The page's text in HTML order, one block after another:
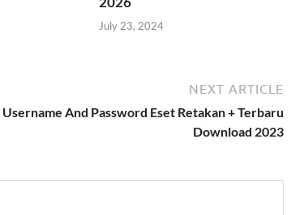
July 23, 2024
NEXT ARTICLE
Username And Password Eset Retakan + Terbaru
Download 2023